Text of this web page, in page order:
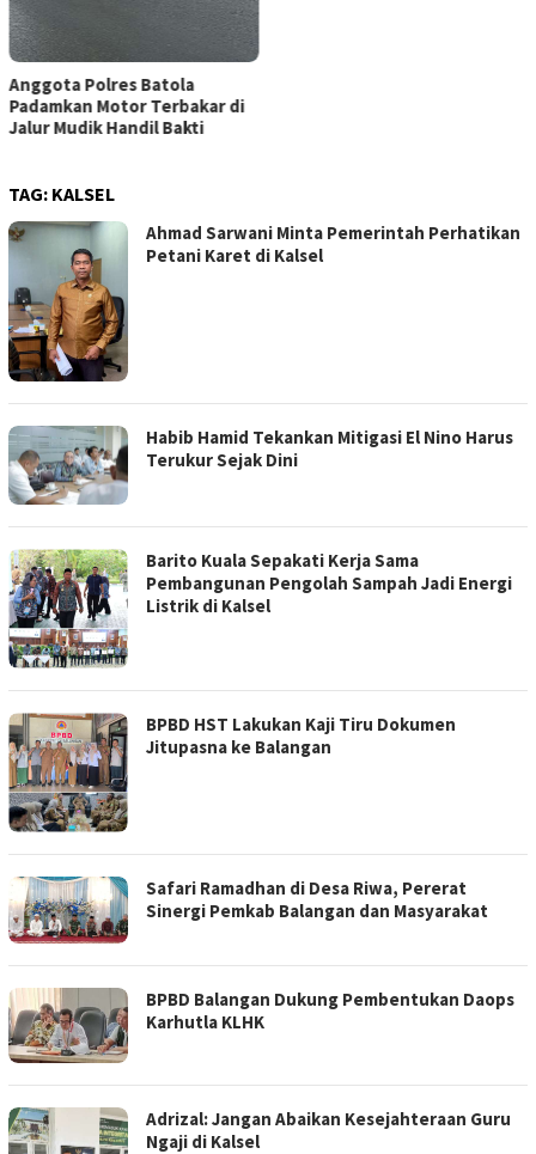
TAG: KALSEL
Ahmad Sarwani Minta Pemerintah Perhatikan
Petani Karet di Kalsel
Habib Hamid Tekankan Mitigasi El Nino Harus
Terukur Sejak Dini
Barito Kuala Sepakati Kerja Sama
Pembangunan Pengolah Sampah Jadi Energi
Listrik di Kalsel
BPBD HST Lakukan Kaji Tiru Dokumen
Jitupasna ke Balangan
Safari Ramadhan di Desa Riwa, Pererat
Sinergi Pemkab Balangan dan Masyarakat
BPBD Balangan Dukung Pembentukan Daops
Karhutla KLHK
Adrizal: Jangan Abaikan Kesejahteraan Guru
Ngaji di Kalsel